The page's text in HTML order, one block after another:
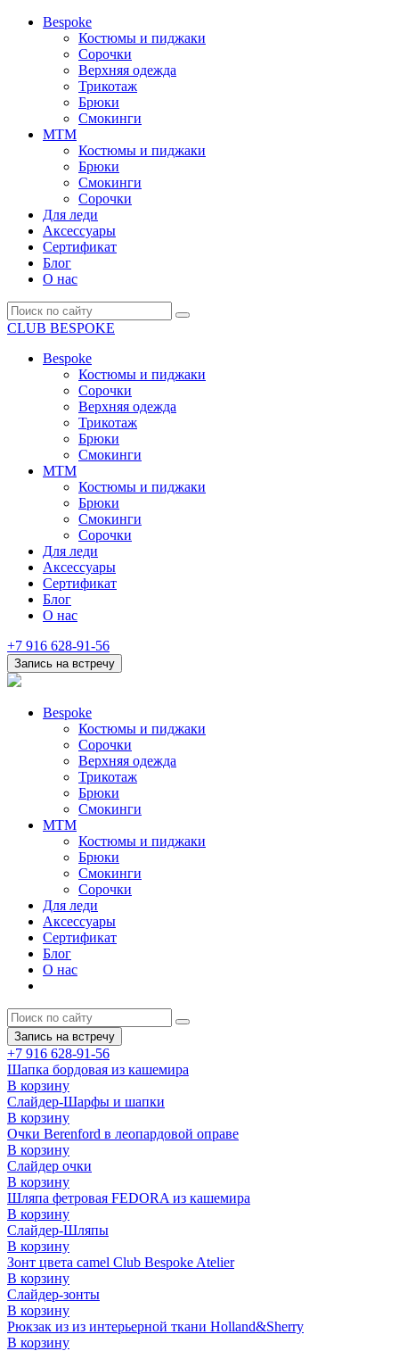
Bespoke
Костюмы и пиджаки
Сорочки
Верхняя одежда
Трикотаж
Брюки
Смокинги
MTM
Костюмы и пиджаки
Брюки
Смокинги
Сорочки
Для леди
Аксессуары
Сертификат
Блог
О нас
CLUB BESPOKE
Bespoke
Костюмы и пиджаки
Сорочки
Верхняя одежда
Трикотаж
Брюки
Смокинги
MTM
Костюмы и пиджаки
Брюки
Смокинги
Сорочки
Для леди
Аксессуары
Сертификат
Блог
О нас
+7 916 628-91-56
Запись на встречу
Bespoke
Костюмы и пиджаки
Сорочки
Верхняя одежда
Трикотаж
Брюки
Смокинги
MTM
Костюмы и пиджаки
Брюки
Смокинги
Сорочки
Для леди
Аксессуары
Сертификат
Блог
О нас
Запись на встречу
+7 916 628-91-56
Шапка бордовая из кашемира
В корзину
Слайдер-Шарфы и шапки
В корзину
Очки Berenford в леопардовой оправе
В корзину
Слайдер очки
В корзину
Шляпа фетровая FEDORA из кашемира
В корзину
Слайдер-Шляпы
В корзину
Зонт цвета camel Club Bespoke Atelier
В корзину
Слайдер-зонты
В корзину
Рюкзак из из интерьерной ткани Holland&Sherry
В корзину